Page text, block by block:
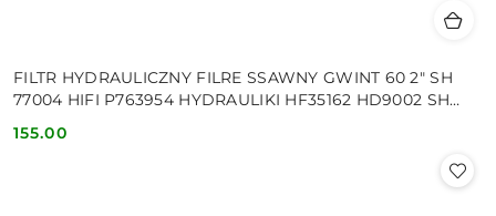
FILTR HYDRAULICZNY FILRE SSAWNY GWINT 60 2" SH
77004 HIFI P763954 HYDRAULIKI HF35162 HD9002 SH
Cena:
155.00